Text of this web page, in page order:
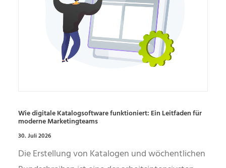
Wie digitale Katalogsoftware funktioniert: Ein Leitfaden für
moderne Marketingteams
30. Juli 2026
Die Erstellung von Katalogen und wöchentlichen